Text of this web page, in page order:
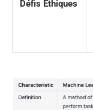
Défis Éthiques